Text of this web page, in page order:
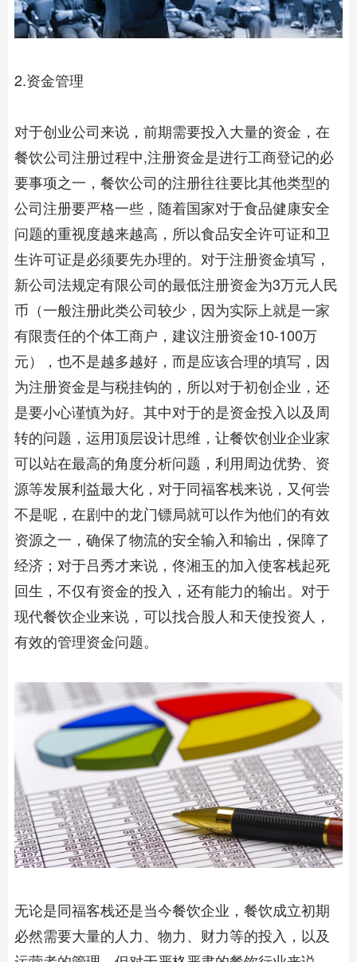
2.资金管理
对于创业公司来说，前期需要投入大量的资金，在
餐饮公司注册过程中,注册资金是进行工商登记的必
要事项之一，餐饮公司的注册往往要比其他类型的
公司注册要严格一些，随着国家对于食品健康安全
问题的重视度越来越高，所以食品安全许可证和卫
生许可证是必须要先办理的。对于注册资金填写，
新公司法规定有限公司的最低注册资金为3万元人民
币（一般注册此类公司较少，因为实际上就是一家
有限责任的个体工商户，建议注册资金10-100万
元），也不是越多越好，而是应该合理的填写，因
为注册资金是与税挂钩的，所以对于初创企业，还
是要小心谨慎为好。其中对于的是资金投入以及周
转的问题，运用顶层设计思维，让餐饮创业企业家
可以站在最高的角度分析问题，利用周边优势、资
源等发展利益最大化，对于同福客栈来说，又何尝
不是呢，在剧中的龙门镖局就可以作为他们的有效
资源之一，确保了物流的安全输入和输出，保障了
经济；对于吕秀才来说，佟湘玉的加入使客栈起死
回生，不仅有资金的投入，还有能力的输出。对于
现代餐饮企业来说，可以找合股人和天使投资人，
有效的管理资金问题。
无论是同福客栈还是当今餐饮企业，餐饮成立初期
必然需要大量的人力、物力、财力等的投入，以及